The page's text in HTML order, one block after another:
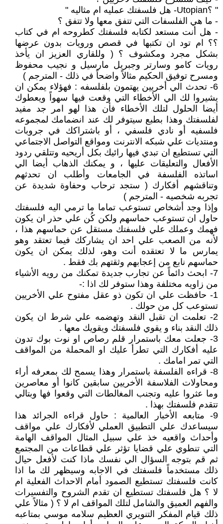
" ؟Utopian- هل فلسفتك عمليه ام مثاليه "
- ما هي الفلسفات التي تتفق معها ولا تتفق ؟
- هل أنت مستعد لكتابه فلسفتك كطروحه ام في كتاب
؟؟ ام تود ان تكتبها في قصص ورويات بدون عرضها
بشكل مجرد ومكشوف ؟ ( وللقاري العزيز ان يأخذ
رويات كامو وسارتر وجبريل مارسيل و نجيب محفوظ
ومسرح توفيق الحكيم مثالاً واضحاً في ذلك - المترجم )
6- تحدث الي أخريين يهتمون بلفلسفه : فهؤلاء يمكن ان
يشيروا لك الي الأخطاء التي وقعت فيها سهواً ويعطوك
أيضا الحلول لتلك الأخطاء فأن هذا لهو امر جد مفيد
لفلسفتك وهذا بطبع سيتوفر لك عند انضمامك لمجموعه
فلسفيه أو نادي فلسفي ، أو باشتراكك في جروبات
ومنتديات علي شبكه الانترنت ومواقع التواصل الاجتماعي
التي تستطيع ان تبدي فيها رائيك بكل أريحيه وتتلقي ردود
الأفعال والتعليقات عليها ، و يمكنك الذهاب أيضا الي
اساتذه الفلسفة في الجامعات وأطلب ان تحدثهم
وتناقشهم أفكارك ( ستجد ترحاب وحفاوة شديدة عن
تجربه شخصيه - المترجم )
وإذا وجد أشخاص تستوعب تماما ما ترمي اليه فلسفتك
حاول ان تستوعب حماسهم ولكن كُن علي حذر ان يكون
فهمك وعملك علي فلسفتك مستقل عن حماسهم هذا ،
لأنه من الصعب علي احد ان يشاركك فيما تعتقد وهو
يمارس ما لا تعتقده أنت وهو، لذلك يمكن ان يكون
حماسهم نابع من إعجابهم وثقتهم بك فقط .
7- ابحث دائماً عن تجارب جديدة تمكنك من رويه الأشياء
من زاويه مختلفة وهذا ستوفر لك اذا :-
1- حافظت علي ان تكون ذو عقل مفتوح علي الأخريين
تستوعب كل من حولك .
2- تعلمت ان تقبل النقد وتهضمه علي شرط ان يكون
ذلك النقد بناء و يقوي فلسفتك ويقويك معها .
3- جعلت معك باستمرار قلم رصاص او نوت بوك تدون
عليه أفكارك التي تطرأ عليك او المحملة من المواقف
التي تمر امامك .
8- قراءه الفلسفة باستمرار وهذا يسمح لك بمعرفه أراء
ومحاولات الفلاسفة الأخريين سابقين كانوا أو معاصرين
وما عثروا عليه وتجنب المغالطات التي وقعوا فها وبتالي
تتقدم فلسفتك بهذا .
9- متابعه الأخبار العالمية : حاول قراءه الجرائد هذا
سيساعدك علي التطبيق العملي لأفكارك علي مواقف
وأحداث واقعيه خذ علي سبيل المثال المواقف الهامة
التي تنطوي علي قضايا تؤثر علي قطاعات من المجتمع
ثم قم بتوجه السؤال الي نفسك ماذا كنت لأفعل حيال
ذلك مستخدماً فلسفتك في الاجابه وسيظهر لك ما اذا
كانت فلسفتك تستطيع الصمود أمام الاحداث الفعلية ام
لا ؟ هل فلسفتك تستطيع ان تقدم الشروح والتفسيرات
والفهم العميق والشامل لتلك المواقف ام لا ؟ ( مثالاً علي
ذلك قيام المفكر التنويري العظيم سلامه موسي بمتاعبه